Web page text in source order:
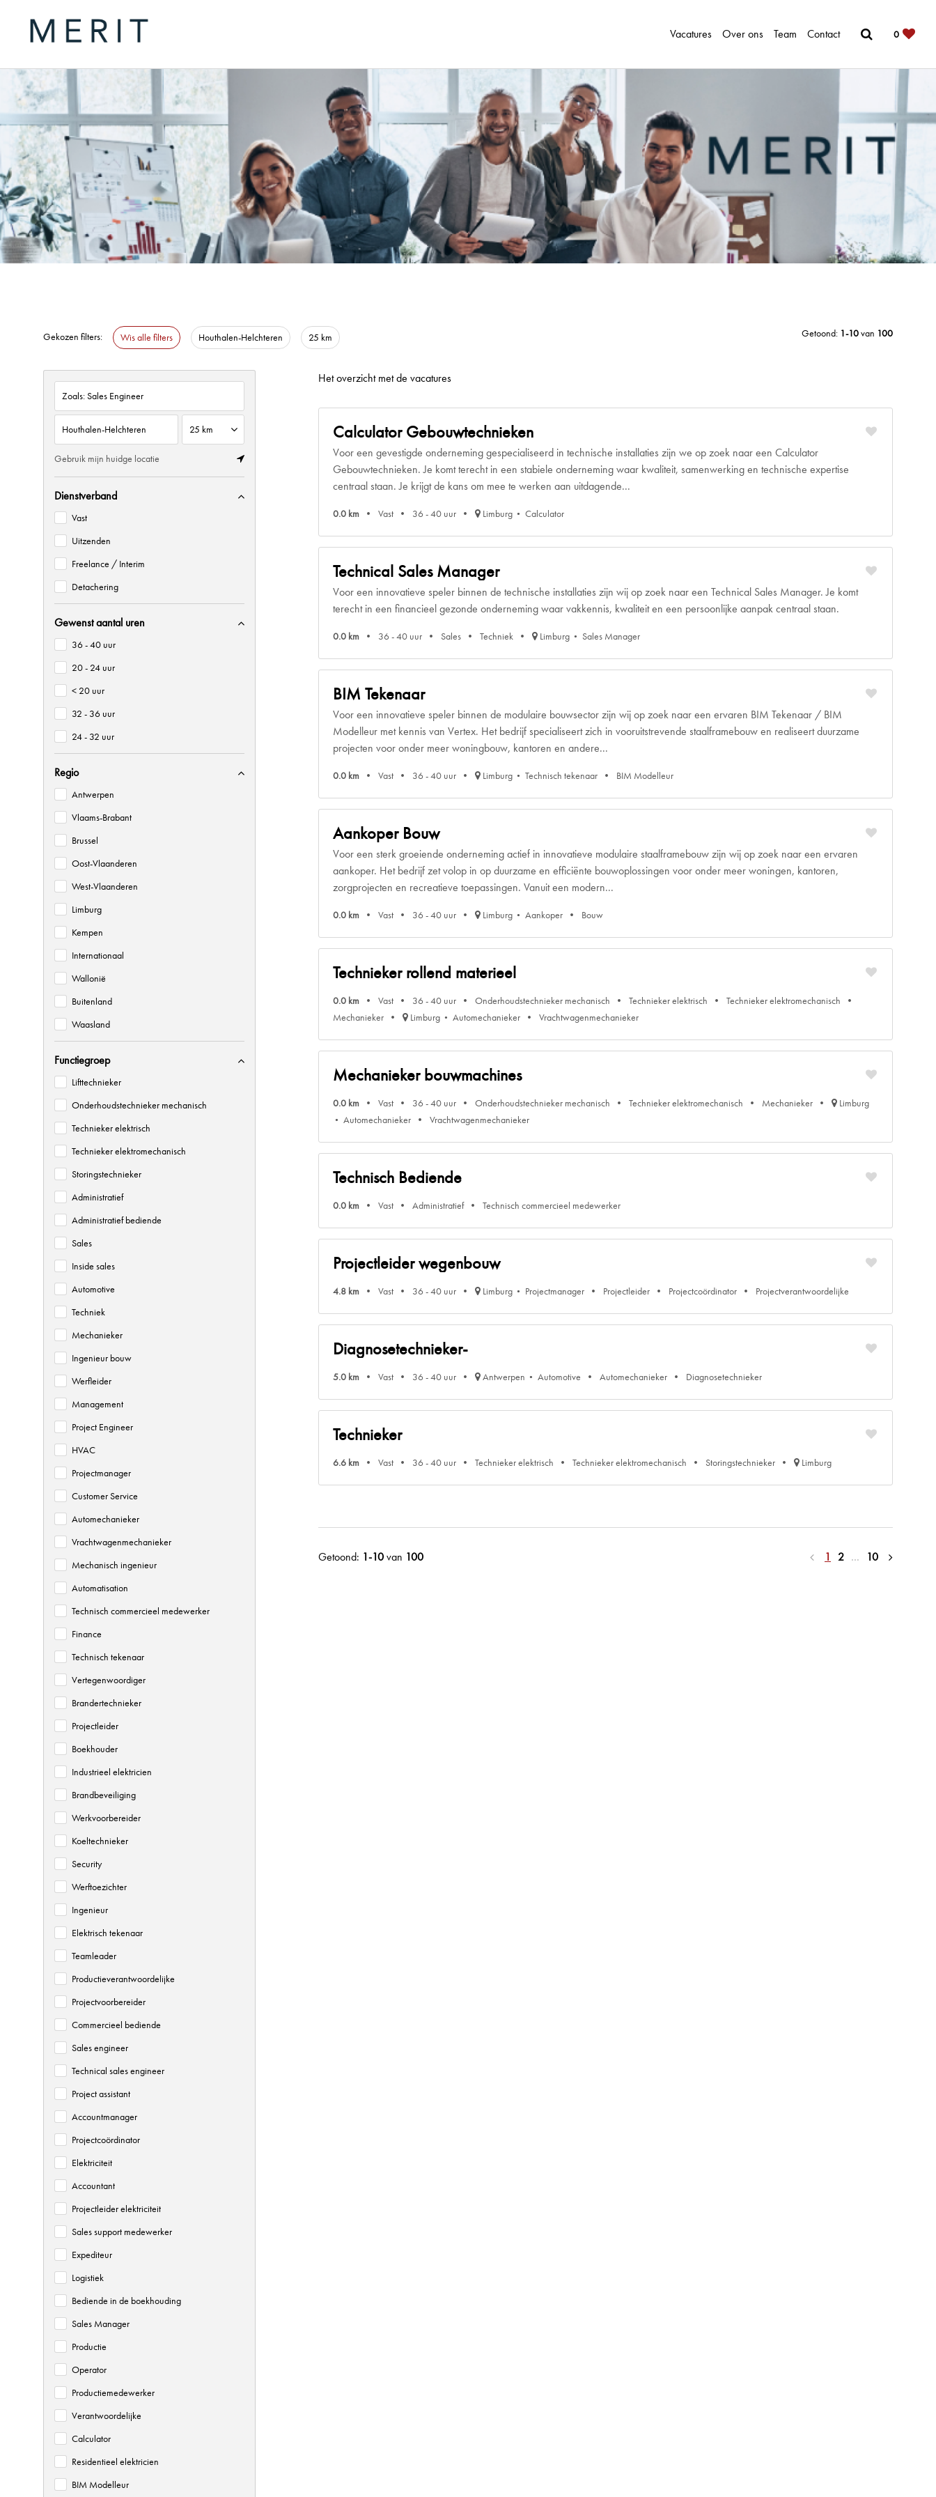
0
Vacatures Over ons Team Contact
Gekozen filters: Wis alle filters Houthalen-Helchteren 25 km Getoond: 1-10van 100
Zoals: HR Officer
Gebruik mijn huidge locatie
Dienstverband
Vast
Uitzenden
Freelance / Interim
Detachering
Gewenst aantal uren
36 - 40 uur
20 - 24 uur
< 20 uur
32 - 36 uur
24 - 32 uur
Regio
Antwerpen
Vlaams-Brabant
Brussel
Oost-Vlaanderen
West-Vlaanderen
Limburg
Kempen
Internationaal
Wallonië
Buitenland
Waasland
Functiegroep
Lifttechnieker
Onderhoudstechnieker mechanisch
Technieker elektrisch
Technieker elektromechanisch
Storingstechnieker
Administratief
Administratief bediende
Sales
Inside sales
Automotive
Techniek
Mechanieker
Ingenieur bouw
Werfleider
Management
Project Engineer
HVAC
Projectmanager
Customer Service
Automechanieker
Vrachtwagenmechanieker
Mechanisch ingenieur
Automatisation
Technisch commercieel medewerker
Finance
Technisch tekenaar
Vertegenwoordiger
Brandertechnieker
Projectleider
Boekhouder
Industrieel elektricien
Brandbeveiliging
Werkvoorbereider
Koeltechnieker
Security
Werftoezichter
Ingenieur
Elektrisch tekenaar
Teamleader
Productieverantwoordelijke
Projectvoorbereider
Commercieel bediende
Sales engineer
Technical sales engineer
Project assistant
Accountmanager
Projectcoördinator
Elektriciteit
Accountant
Projectleider elektriciteit
Sales support medewerker
Expediteur
Logistiek
Bediende in de boekhouding
Sales Manager
Productie
Operator
Productiemedewerker
Verantwoordelijke
Calculator
Residentieel elektricien
BIM Modelleur
Het overzicht met de vacatures
Calculator Gebouwtechnieken
Voor een gevestigde onderneming gespecialiseerd in technische installaties zijn we op zoek naar een Calculator
Gebouwtechnieken. Je komt terecht in een stabiele onderneming waar kwaliteit, samenwerking en technische expertise
centraal staan. Je krijgt de kans om mee te werken aan uitdagende...
0.0 km Vast 36 - 40 uur Limburg Calculator
Technical Sales Manager
Voor een innovatieve speler binnen de technische installaties zijn wij op zoek naar een Technical Sales Manager. Je komt
terecht in een financieel gezonde onderneming waar vakkennis, kwaliteit en een persoonlijke aanpak centraal staan.
0.0 km 36 - 40 uur Sales Techniek Limburg Sales Manager
BIM Tekenaar
Voor een innovatieve speler binnen de modulaire bouwsector zijn wij op zoek naar een ervaren BIM Tekenaar / BIM
Modelleur met kennis van Vertex. Het bedrijf specialiseert zich in vooruitstrevende staalframebouw en realiseert duurzame
projecten voor onder meer woningbouw, kantoren en andere...
0.0 km Vast 36 - 40 uur Limburg Technisch tekenaar BIM Modelleur
Aankoper Bouw
Voor een sterk groeiende onderneming actief in innovatieve modulaire staalframebouw zijn wij op zoek naar een ervaren
aankoper. Het bedrijf zet volop in op duurzame en efficiënte bouwoplossingen voor onder meer woningen, kantoren,
zorgprojecten en recreatieve toepassingen. Vanuit een modern...
0.0 km Vast 36 - 40 uur Limburg Aankoper Bouw
Technieker rollend materieel
0.0 km Vast 36 - 40 uur Onderhoudstechnieker mechanisch Technieker elektrisch
Technieker elektromechanisch
Mechanieker
Limburg Automechanieker Vrachtwagenmechanieker
Mechanieker bouwmachines
0.0 km Vast 36 - 40 uur Onderhoudstechnieker mechanisch Technieker elektromechanisch Mechanieker
Limburg
Automechanieker
Vrachtwagenmechanieker
Technisch Bediende
0.0 km Vast Administratief Technisch commercieel medewerker
Projectleider wegenbouw
4.8 km Vast 36 - 40 uur Limburg Projectmanager Projectleider Projectcoördinator Projectverantwoordelijke
Diagnosetechnieker-
5.0 km Vast 36 - 40 uur Antwerpen Automotive Automechanieker Diagnosetechnieker
Technieker
6.6 km Vast 36 - 40 uur Technieker elektrisch Technieker elektromechanisch Storingstechnieker Limburg
Getoond: 1-10van 100 1 2 … 10